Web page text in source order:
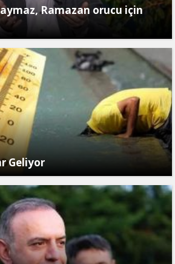
Ramazan orucu için
Geliyor